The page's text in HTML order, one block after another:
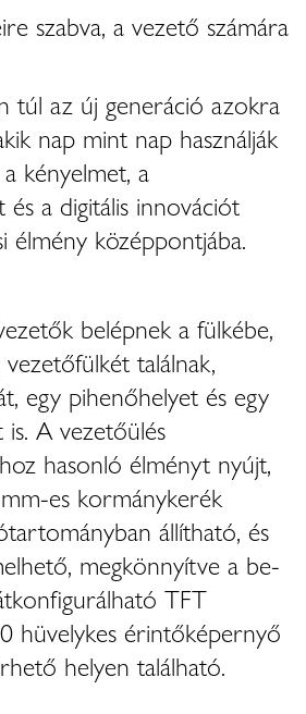
szabva, a vezető számára
túl az új generáció azokra
nap mint nap használják
kényelmet, a
és a digitális innovációt
élmény középpontjába.
belépnek a fülkébe,
találnak,
egy pihenőhelyet és egy
A vezetőülés
hasonló élményt nyújt,
es kormánykerék
állítható, és
megkönnyítve a be-
TFT
hüvelykes érintőképernyő
helyen található.